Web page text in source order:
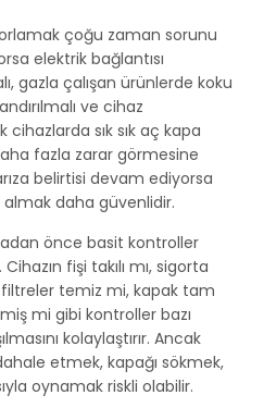
çoğu zaman sorunu
elektrik bağlantısı
gazla çalışan ürünlerde koku
ve cihaz
cihazlarda sık sık aç kapa
fazla zarar görmesine
belirtisi devam ediyorsa
daha güvenlidir.
önce basit kontroller
fişi takılı mı, sigorta
filtreler temiz mi, kapak tam
mi gibi kontroller bazı
kolaylaştırır. Ancak
etmek, kapağı sökmek,
oynamak riskli olabilir.